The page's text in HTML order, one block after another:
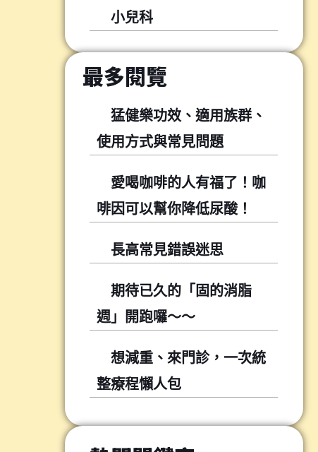
小兒科
最多閱覽
猛健樂功效、適用族群、
使用方式與常見問題
愛喝咖啡的人有福了！咖
啡因可以幫你降低尿酸！
長高常見錯誤迷思
期待已久的「固的消脂
週」開跑囉～～
想減重、來門診，一次統
整療程懶人包